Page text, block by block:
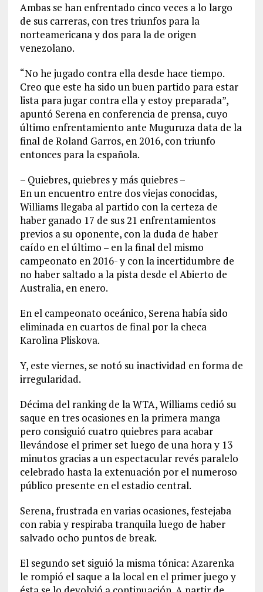
Ambas se han enfrentado cinco veces a lo largo
de sus carreras, con tres triunfos para la
norteamericana y dos para la de origen
venezolano.
“No he jugado contra ella desde hace tiempo.
Creo que este ha sido un buen partido para estar
lista para jugar contra ella y estoy preparada”,
apuntó Serena en conferencia de prensa, cuyo
último enfrentamiento ante Muguruza data de la
final de Roland Garros, en 2016, con triunfo
entonces para la española.
– Quiebres, quiebres y más quiebres –
En un encuentro entre dos viejas conocidas,
Williams llegaba al partido con la certeza de
haber ganado 17 de sus 21 enfrentamientos
previos a su oponente, con la duda de haber
caído en el último – en la final del mismo
campeonato en 2016- y con la incertidumbre de
no haber saltado a la pista desde el Abierto de
Australia, en enero.
En el campeonato oceánico, Serena había sido
eliminada en cuartos de final por la checa
Karolina Pliskova.
Y, este viernes, se notó su inactividad en forma de
irregularidad.
Décima del ranking de la WTA, Williams cedió su
saque en tres ocasiones en la primera manga
pero consiguió cuatro quiebres para acabar
llevándose el primer set luego de una hora y 13
minutos gracias a un espectacular revés paralelo
celebrado hasta la extenuación por el numeroso
público presente en el estadio central.
Serena, frustrada en varias ocasiones, festejaba
con rabia y respiraba tranquila luego de haber
salvado ocho puntos de break.
El segundo set siguió la misma tónica: Azarenka
le rompió el saque a la local en el primer juego y